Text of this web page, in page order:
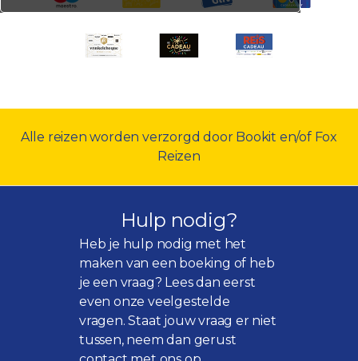
Alle reizen worden verzorgd door Bookit en/of Fox
Reizen
Hulp nodig?
Heb je hulp nodig met het
maken van een boeking of heb
je een vraag? Lees dan eerst
even onzeveelgestelde
vragen. Staat jouw vraag er niet
tussen, neem dan gerust